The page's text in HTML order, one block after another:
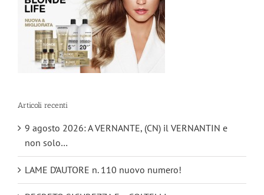
Articoli recenti
9 agosto 2026: A VERNANTE, (CN) il VERNANTIN e
non solo…
LAME D’AUTORE n. 110 nuovo numero!